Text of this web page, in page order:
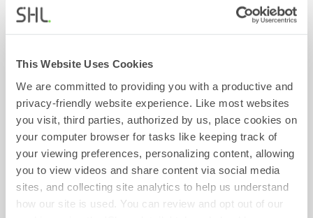
This Website Uses Cookies
We are committed to providing you with a productive and
privacy-friendly website experience. Like most websites
you visit, third parties, authorized by us, place cookies on
your computer browser for tasks like keeping track of
your viewing preferences, personalizing content, allowing
you to view videos and share content via social media
sites, and collecting site analytics to help us understand
how our site is used. You can review and opt out of our
查看问题示例
评估实例
目前您可选做以下测试（或问卷）的样题：
归纳推理
动机问卷